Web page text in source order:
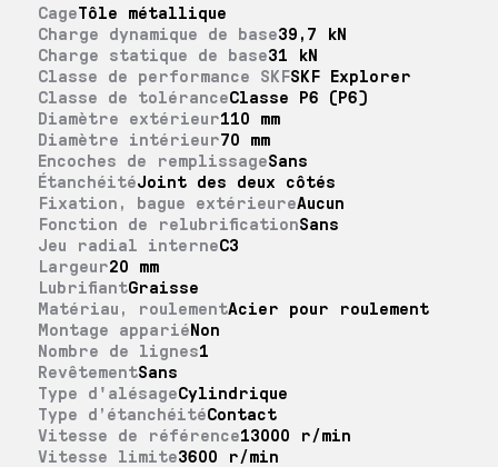
CageTôle métallique
Charge dynamique de base39,7 kN
Charge statique de base31 kN
Classe de performance SKFSKF Explorer
Classe de toléranceClasse P6 (P6)
Diamètre extérieur110 mm
Diamètre intérieur70 mm
Encoches de remplissageSans
ÉtanchéitéJoint des deux côtés
Fixation, bague extérieureAucun
Fonction de relubrificationSans
Jeu radial interneC3
Largeur20 mm
LubrifiantGraisse
Matériau, roulementAcier pour roulement
Montage appariéNon
Nombre de lignes1
RevêtementSans
Type d'alésageCylindrique
Type d’étanchéitéContact
Vitesse de référence13000 r/min
Vitesse limite3600 r/min